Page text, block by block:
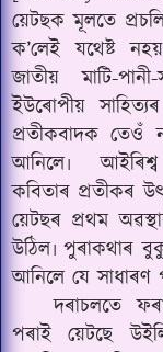
য়েটছক মূলতে
ক’লেই যথেষ্ট
জাতীয় মাটি-
ইউৰোপীয়
প্ৰতীকবাদক
আনিলে৷
কবিতাৰ প্ৰতীকৰ
য়েটছৰ প্ৰথম
উঠিল৷ পুৰাকথাৰ
আনিলে যে
দৰাচলতে
পৰাই য়েটছে